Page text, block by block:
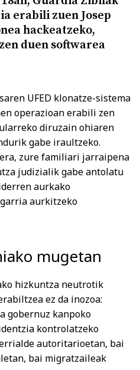
erabili zuen Josep
hackeatzeko,
duen softwarea
UFED klonatze-sistema
operazioan erabili zen
diruzain ohiaren
gabe iraultzeko.
zure familiari jarraipena
judizialik gabe antolatu
aurkako
aurkitzeko
mugetan
hizkuntza neutrotik
ez da inozoa:
gobernuz kanpoko
kontrolatzeko
autoritarioetan, bai
bai migratzaileak